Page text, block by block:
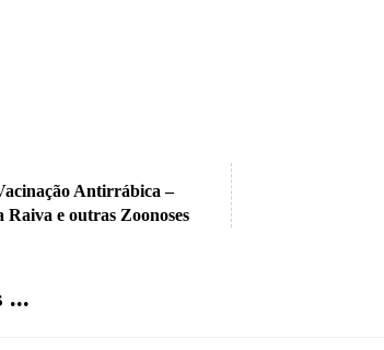
Antirrábica –
e outras Zoonoses
...